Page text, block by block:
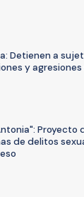
Detienen a
y agresiones
Proyecto
de delitos